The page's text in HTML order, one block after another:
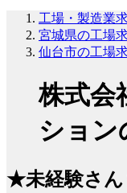
工場・製造業
宮城県の工場
仙台市の工場
株式会
ション
★未経験さん